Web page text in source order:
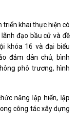
triển khai thực hiện có
đạo bầu cử và đề
khóa 16 và đại biểu
đảm dân chủ, bình
phô trương, hình
năng lập hiến, lập
công tác xây dựng